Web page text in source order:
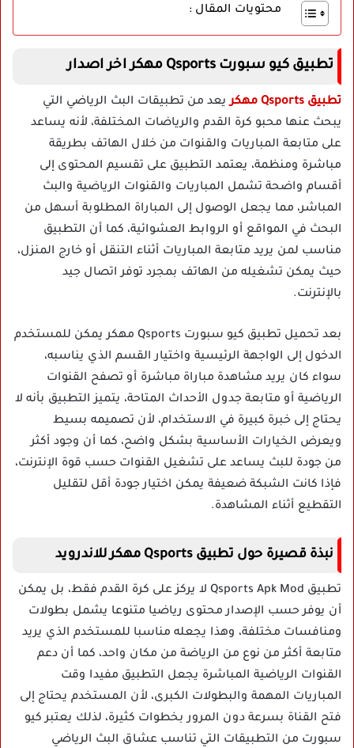
محتويات المقال :
تطبيق كيو سبورت Qsports مهكر اخر اصدار
تطبيق Qsports مهكر
يعد من تطبيقات البث الرياضي التي
يبحث عنها محبو كرة القدم والرياضات المختلفة، لأنه يساعد
على متابعة المباريات والقنوات من خلال الهاتف بطريقة
مباشرة ومنظمة، يعتمد التطبيق على تقسيم المحتوى إلى
أقسام واضحة تشمل المباريات والقنوات الرياضية والبث
المباشر، مما يجعل الوصول إلى المباراة المطلوبة أسهل من
البحث في المواقع أو الروابط العشوائية، كما أن التطبيق
مناسب لمن يريد متابعة المباريات أثناء التنقل أو خارج المنزل،
حيث يمكن تشغيله من الهاتف بمجرد توفر اتصال جيد
بالإنترنت.
بعد تحميل تطبيق كيو سبورت Qsports مهكر يمكن للمستخدم
الدخول إلى الواجهة الرئيسية واختيار القسم الذي يناسبه،
سواء كان يريد مشاهدة مباراة مباشرة أو تصفح القنوات
الرياضية أو متابعة جدول الأحداث المتاحة، يتميز التطبيق بأنه لا
يحتاج إلى خبرة كبيرة في الاستخدام، لأن تصميمه بسيط
ويعرض الخيارات الأساسية بشكل واضح، كما أن وجود أكثر
من جودة للبث يساعد على تشغيل القنوات حسب قوة الإنترنت،
فإذا كانت الشبكة ضعيفة يمكن اختيار جودة أقل لتقليل
التقطيع أثناء المشاهدة.
نبذة قصيرة حول تطبيق Qsports مهكر للاندرويد
تطبيق Qsports Apk Mod لا يركز على كرة القدم فقط، بل يمكن
أن يوفر حسب الإصدار محتوى رياضيا متنوعا يشمل بطولات
ومنافسات مختلفة، وهذا يجعله مناسبا للمستخدم الذي يريد
متابعة أكثر من نوع من الرياضة من مكان واحد، كما أن دعم
القنوات الرياضية المباشرة يجعل التطبيق مفيدا وقت
المباريات المهمة والبطولات الكبرى، لأن المستخدم يحتاج إلى
فتح القناة بسرعة دون المرور بخطوات كثيرة، لذلك يعتبر كيو
سبورت من التطبيقات التي تناسب عشاق البث الرياضي